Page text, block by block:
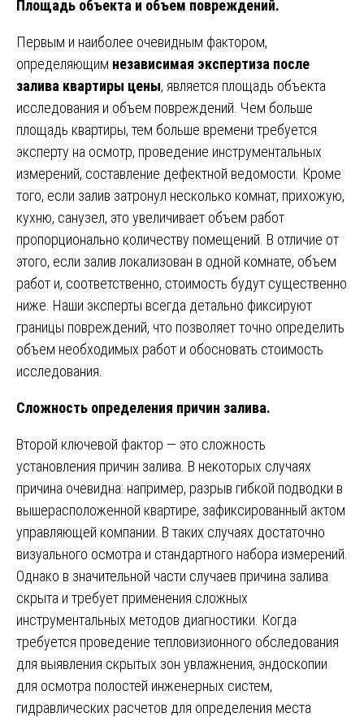
Площадь объекта и объем повреждений.
Первым и наиболее очевидным фактором,
определяющим независимая экспертиза после
залива квартиры цены, является площадь объекта
исследования и объем повреждений. Чем больше
площадь квартиры, тем больше времени требуется
эксперту на осмотр, проведение инструментальных
измерений, составление дефектной ведомости. Кроме
того, если залив затронул несколько комнат, прихожую,
кухню, санузел, это увеличивает объем работ
пропорционально количеству помещений. В отличие от
этого, если залив локализован в одной комнате, объем
работ и, соответственно, стоимость будут существенно
ниже. Наши эксперты всегда детально фиксируют
границы повреждений, что позволяет точно определить
объем необходимых работ и обосновать стоимость
исследования.
Сложность определения причин залива.
Второй ключевой фактор — это сложность
установления причин залива. В некоторых случаях
причина очевидна: например, разрыв гибкой подводки в
вышерасположенной квартире, зафиксированный актом
управляющей компании. В таких случаях достаточно
визуального осмотра и стандартного набора измерений.
Однако в значительной части случаев причина залива
скрыта и требует применения сложных
инструментальных методов диагностики. Когда
требуется проведение тепловизионного обследования
для выявления скрытых зон увлажнения, эндоскопии
для осмотра полостей инженерных систем,
гидравлических расчетов для определения места